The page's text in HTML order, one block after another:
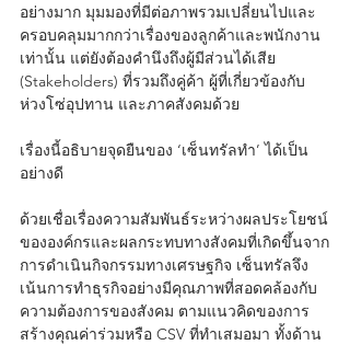
อย่างมาก มุมมองที่มีต่อภาพรวมเปลี่ยนไปและ
ครอบคลุมมากกว่าเรื่องของลูกค้าและพนักงาน
เท่านั้น แต่ยังต้องคำนึงถึงผู้มีส่วนได้เสีย
(Stakeholders) ที่รวมถึงคู่ค้า ผู้ที่เกี่ยวข้องกับ
ห่วงโซ่อุปทาน และภาคสังคมด้วย
เรื่องนี้อธิบายจุดยืนของ ‘เซ็นทรัลทำ’ ได้เป็น
อย่างดี
ด้วยเชื่อเรื่องความสัมพันธ์ระหว่างผลประโยชน์
ขององค์กรและผลกระทบทางสังคมที่เกิดขึ้นจาก
การดำเนินกิจกรรมทางเศรษฐกิจ เซ็นทรัลจึง
เน้นการทำธุรกิจอย่างมีคุณภาพที่สอดคล้องกับ
ความต้องการของสังคม ตามแนวคิดของการ
สร้างคุณค่าร่วมหรือ CSV ที่ทำเสมอมา ทั้งด้าน